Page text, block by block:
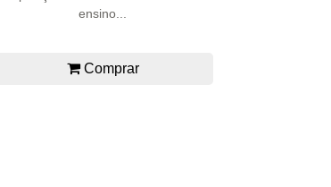
ensino...
Comprar